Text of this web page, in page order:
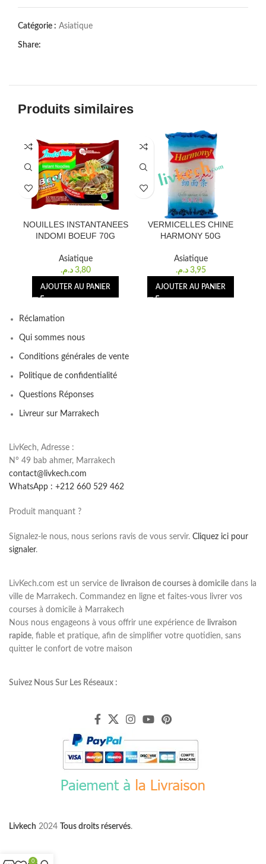
Catégorie : Asiatique
Share:
Produits similaires
NOUILLES INSTANTANEES
INDOMI BOEUF 70G
Asiatique
3,80 د.م.
AJOUTER AU PANIER
VERMICELLES CHINE
HARMONY 50G
Asiatique
3,95 د.م.
AJOUTER AU PANIER
Réclamation
Qui sommes nous
Conditions générales de vente
Politique de confidentialité
Questions Réponses
Livreur sur Marrakech
LivKech, Adresse :
N° 49 bab ahmer, Marrakech
contact@livkech.com
WhatsApp : +212 660 529 462
Produit manquant ?
Signalez-le nous, nous serions ravis de vous servir. Cliquez ici pour
signaler.
LivKech.com est un service de livraison de courses à domicile dans la
ville de Marrakech. Commandez en ligne et faites-vous livrer vos
courses à domicile à Marrakech
Nous nous engageons à vous offrir une expérience de livraison
rapide, fiable et pratique, afin de simplifier votre quotidien, sans
quitter le confort de votre maison
Suivez Nous Sur Les Réseaux :
Livkech 2024 Tous droits réservés.
0